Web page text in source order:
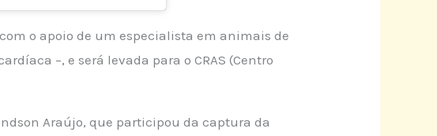
o apoio de um especialista em animais de
–, e será levada para o CRAS (Centro
Araújo, que participou da captura da